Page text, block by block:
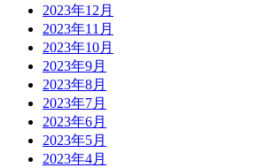
2023年12月
2023年11月
2023年10月
2023年9月
2023年8月
2023年7月
2023年6月
2023年5月
2023年4月